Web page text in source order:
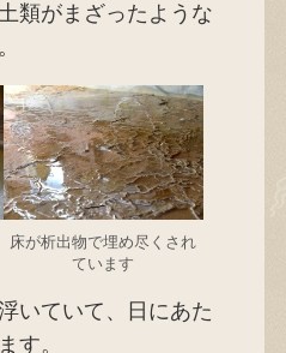
類がまざったような
床が析出物で埋め尽くされ
ています
いていて、日にあた
す。